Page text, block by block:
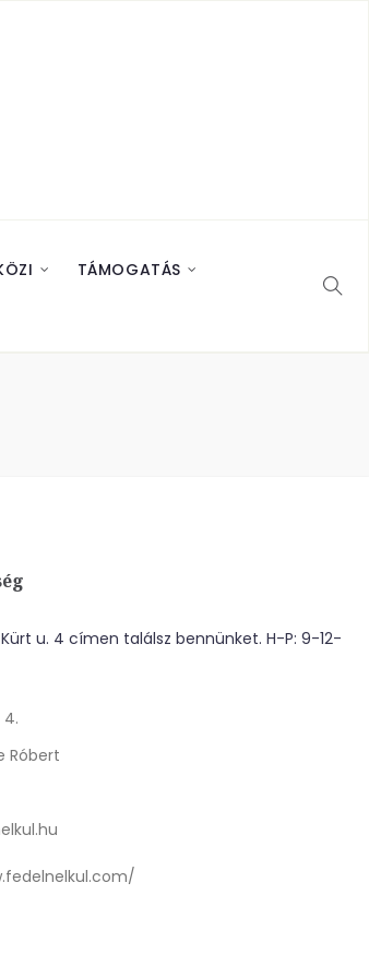
TÁMOGATÁS
u. 4 címen találsz bennünket. H-P: 9-12-
Róbert